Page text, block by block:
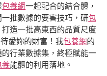
包養網一起配合的結合體，
批數據的要害技巧，研包
造一批高東西的品質尺度
愛妳的財富！我包養網的
行業數據集，終極賦能一
養能體的利用落地。